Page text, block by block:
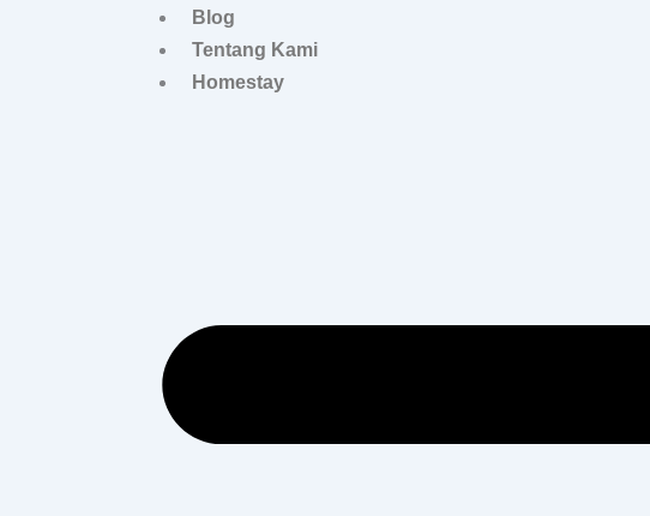
Blog
Tentang Kami
Homestay